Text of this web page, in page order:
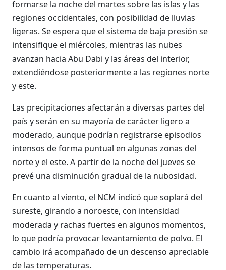
formarse la noche del martes sobre las islas y las
regiones occidentales, con posibilidad de lluvias
ligeras. Se espera que el sistema de baja presión se
intensifique el miércoles, mientras las nubes
avanzan hacia Abu Dabi y las áreas del interior,
extendiéndose posteriormente a las regiones norte
y este.
Las precipitaciones afectarán a diversas partes del
país y serán en su mayoría de carácter ligero a
moderado, aunque podrían registrarse episodios
intensos de forma puntual en algunas zonas del
norte y el este. A partir de la noche del jueves se
prevé una disminución gradual de la nubosidad.
En cuanto al viento, el NCM indicó que soplará del
sureste, girando a noroeste, con intensidad
moderada y rachas fuertes en algunos momentos,
lo que podría provocar levantamiento de polvo. El
cambio irá acompañado de un descenso apreciable
de las temperaturas.